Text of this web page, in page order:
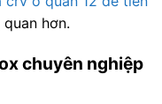
hơn.
chuyên nghiệp